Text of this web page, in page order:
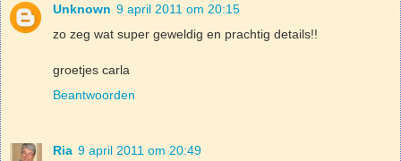
Unknown 9 april 2011 om 20:15
zo zeg wat super geweldig en prachtig details!!
groetjes carla
Beantwoorden
Ria 9 april 2011 om 20:49